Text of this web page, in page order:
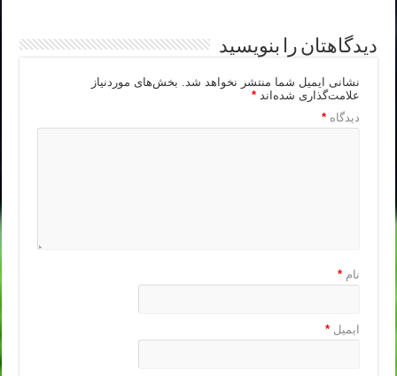
دیدگاهتان را بنویسید
نشانی ایمیل شما منتشر نخواهد شد.
بخش‌های موردنیاز
علامت‌گذاری شده‌اند*
دیدگاه*
نام*
ایمیل*